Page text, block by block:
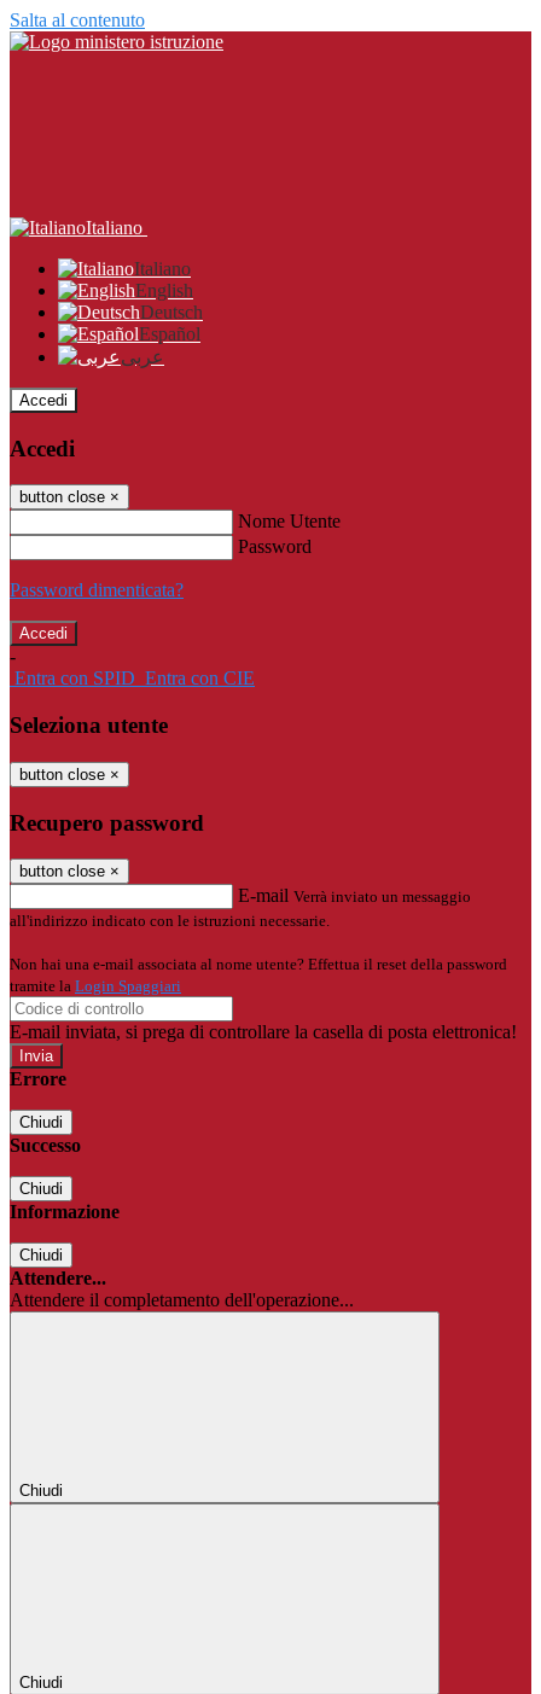
Salta al contenuto
Italiano
Italiano
English
Deutsch
Español
عربى
Accedi
Accedi
button close ×
Nome Utente
Password
Password dimenticata?
-
Entra con SPID Entra con CIE
Seleziona utente
button close ×
Recupero password
button close ×
E-mail Verrà inviato un messaggio
all'indirizzo indicato con le istruzioni necessarie.
Non hai una e-mail associata al nome utente? Effettua il reset della password
tramite la Login Spaggiari
E-mail inviata, si prega di controllare la casella di posta elettronica!
Errore
Chiudi
Successo
Chiudi
Informazione
Chiudi
Attendere...
Attendere il completamento dell'operazione...
Chiudi
Chiudi